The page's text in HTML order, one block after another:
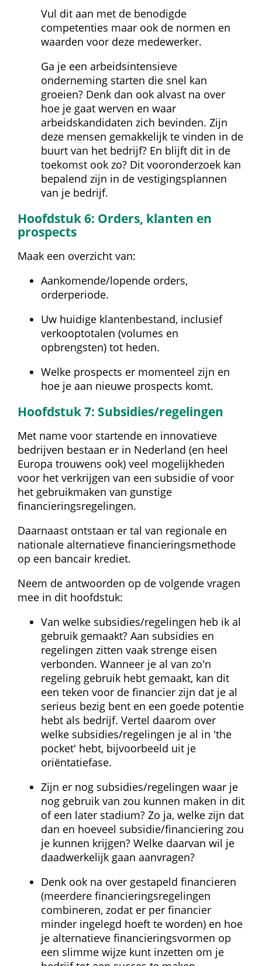
Vul dit aan met de benodigde
competenties maar ook de normen en
waarden voor deze medewerker.
Ga je een arbeidsintensieve
onderneming starten die snel kan
groeien? Denk dan ook alvast na over
hoe je gaat werven en waar
arbeidskandidaten zich bevinden. Zijn
deze mensen gemakkelijk te vinden in de
buurt van het bedrijf? En blijft dit in de
toekomst ook zo? Dit vooronderzoek kan
bepalend zijn in de vestigingsplannen
van je bedrijf.
Hoofdstuk 6: Orders, klanten en
prospects
Maak een overzicht van:
Aankomende/lopende orders,
orderperiode.
Uw huidige klantenbestand, inclusief
verkooptotalen (volumes en
opbrengsten) tot heden.
Welke prospects er momenteel zijn en
hoe je aan nieuwe prospects komt.
Hoofdstuk 7: Subsidies/regelingen
Met name voor startende en innovatieve
bedrijven bestaan er in Nederland (en heel
Europa trouwens ook) veel mogelijkheden
voor het verkrijgen van een subsidie of voor
het gebruikmaken van gunstige
financieringsregelingen.
Daarnaast ontstaan er tal van regionale en
nationale alternatieve financieringsmethode
op een bancair krediet.
Neem de antwoorden op de volgende vragen
mee in dit hoofdstuk:
Van welke subsidies/regelingen heb ik al
gebruik gemaakt? Aan subsidies en
regelingen zitten vaak strenge eisen
verbonden. Wanneer je al van zo'n
regeling gebruik hebt gemaakt, kan dit
een teken voor de financier zijn dat je al
serieus bezig bent en een goede potentie
hebt als bedrijf. Vertel daarom over
welke subsidies/regelingen je al in 'the
pocket' hebt, bijvoorbeeld uit je
oriëntatiefase.
Zijn er nog subsidies/regelingen waar je
nog gebruik van zou kunnen maken in dit
of een later stadium? Zo ja, welke zijn dat
dan en hoeveel subsidie/financiering zou
je kunnen krijgen? Welke daarvan wil je
daadwerkelijk gaan aanvragen?
Denk ook na over gestapeld financieren
(meerdere financieringsregelingen
combineren, zodat er per financier
minder ingelegd hoeft te worden) en hoe
je alternatieve financieringsvormen op
een slimme wijze kunt inzetten om je